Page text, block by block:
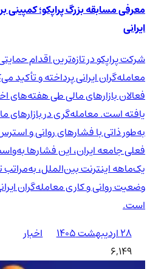
معرفی مسابقه بزرگ پراپکو؛ کمپینی
ایرانی
شرکت پراپکو در تازه‌ترین اقدام
معامله‌گران ایرانی پرداخته و تأکید
فعالان بازارهای مالی طی هفته‌های
یافته است. معامله‌گری در بازارهای
به‌طور ذاتی با فشارهای روانی و
فعلی جامعه ایران، این فشارها
یک‌ماهه اینترنت بین‌الملل، به‌مراتب
وضعیت روانی و کاری معامله‌گران
است.
۲۸ اردیبهشت ۱۴۰۵
اخبار
6,149